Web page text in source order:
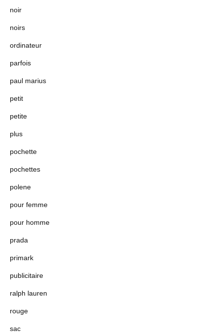
noir
noirs
ordinateur
parfois
paul marius
petit
petite
plus
pochette
pochettes
polene
pour femme
pour homme
prada
primark
publicitaire
ralph lauren
rouge
sac